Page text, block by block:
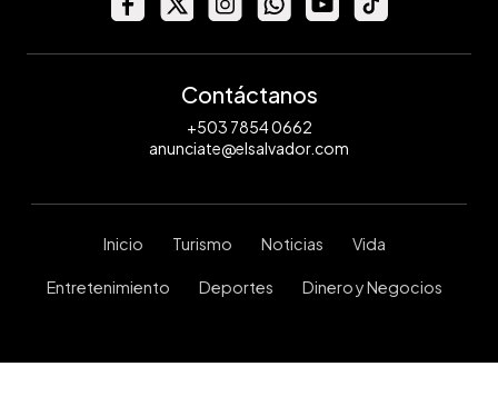
Contáctanos
+503 7854 0662
anunciate@elsalvador.com
Inicio Turismo Noticias Vida
Entretenimiento Deportes Dinero y Negocios